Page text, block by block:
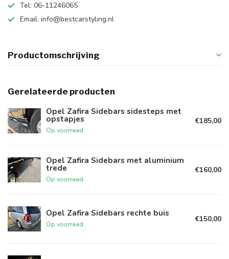
Tel: 06-11246065
Email: info@bestcarstyling.nl
Productomschrijving
Gerelateerde producten
Opel Zafira Sidebars sidesteps met
opstapjes
Op voorraad
€185,00
Opel Zafira Sidebars met aluminium
trede
Op voorraad
€160,00
Opel Zafira Sidebars rechte buis
Op voorraad
€150,00